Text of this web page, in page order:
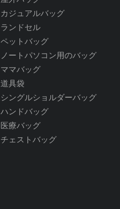
カジュアルバッグ
ランドセル
ペットバッグ
ノートパソコン用のバッグ
ママバッグ
道具袋
シングルショルダーバッグ
ハンドバッグ
医療バッグ
チェストバッグ